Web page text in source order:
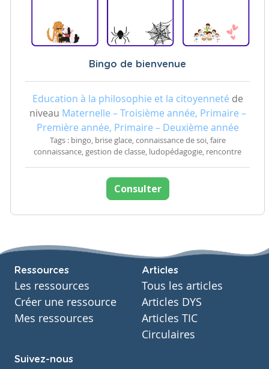
Bingo de bienvenue
Education à la philosophie et la citoyenneté de
niveau Maternelle – Troisième année, Primaire –
Première année, Primaire – Deuxième année
Tags : bingo, brise glace, connaissance de soi, faire
connaissance, gestion de classe, ludopédagogie, rencontre
Consulter
Ressources
Les ressources
Créer une ressource
Mes ressources
Articles
Tous les articles
Articles DYS
Articles TIC
Circulaires
Suivez-nous